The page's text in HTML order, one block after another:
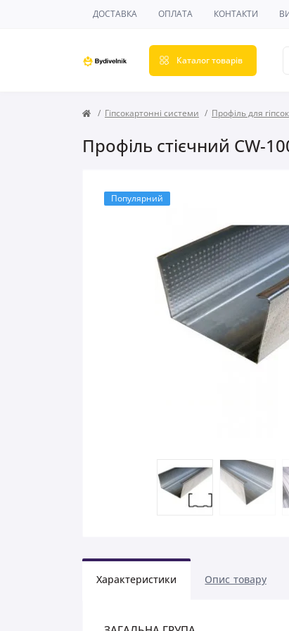
ДОСТАВКА ОПЛАТА КОНТАКТИ
Каталог товарів
Гіпсокартонні системи Профіль для
Профіль стієчний CW-
Популярний
Характеристики Опис товару